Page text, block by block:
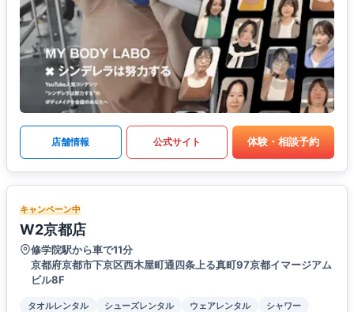
店舗情報 公式サイト 体験・相談予約
キャンペーン中
W2京都店
修学院駅から車で11分
京都府京都市下京区西木屋町通四条上る真町97京都イマージアム
ビル8F
タオルレンタル シューズレンタル ウェアレンタル
シャワー